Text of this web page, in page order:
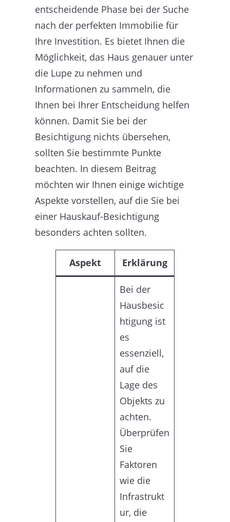
entscheidende Phase bei der Suche
nach der perfekten Immobilie für
Ihre Investition. Es bietet Ihnen die
Möglichkeit, das Haus genauer unter
die Lupe zu nehmen und
Informationen zu sammeln, die
Ihnen bei Ihrer Entscheidung helfen
können. Damit Sie bei der
Besichtigung nichts übersehen,
sollten Sie bestimmte Punkte
beachten. In diesem Beitrag
möchten wir Ihnen einige wichtige
Aspekte vorstellen, auf die Sie bei
einer Hauskauf-Besichtigung
besonders achten sollten.
Aspekt Erklärung
Bei der
Hausbesic
htigung ist
es
essenziell,
auf die
Lage des
Objekts zu
achten.
Überprüfen
Sie
Faktoren
wie die
Infrastrukt
ur, die